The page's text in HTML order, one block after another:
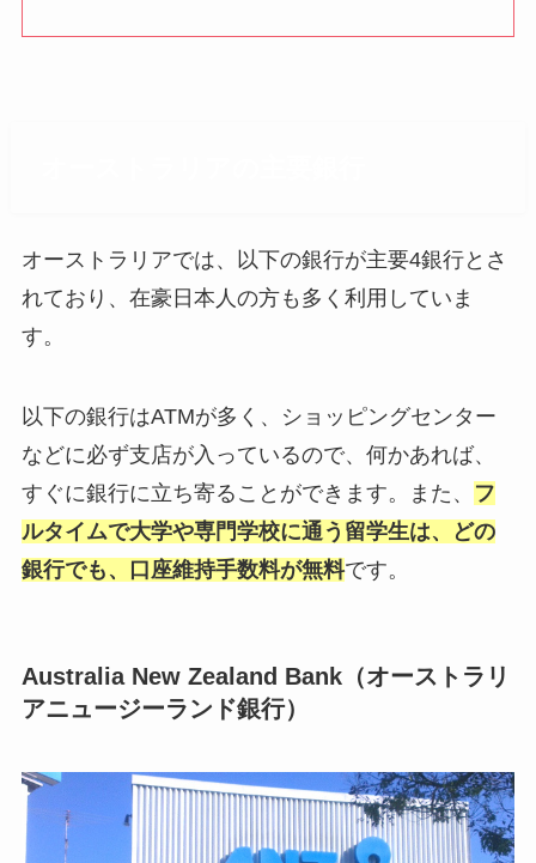
オーストラリアでは、以下の銀行が主要4銀行とさ
れており、在豪日本人の方も多く利用していま
す。
以下の銀行はATMが多く、ショッピングセンター
などに必ず支店が入っているので、何かあれば、
すぐに銀行に立ち寄ることができます。また、
フ
ルタイムで大学や専門学校に通う留学生は、どの
銀行でも、口座維持手数料が無料です。
Australia New Zealand Bank（オーストラリ
アニュージーランド銀行）